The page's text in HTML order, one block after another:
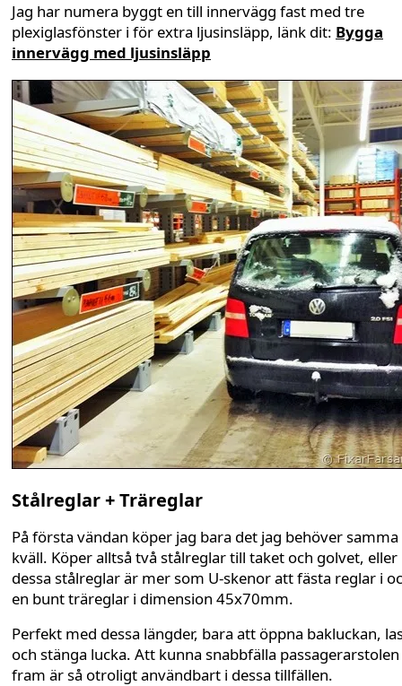
Jag har numera byggt en till innervägg fast med tre
plexiglasfönster i för extra ljusinsläpp, länk dit: Bygga
innervägg med ljusinsläpp
Stålreglar + Träreglar
På första vändan köper jag bara det jag behöver samma
kväll. Köper alltså två stålreglar till taket och golvet, eller
dessa stålreglar är mer som U-skenor att fästa reglar i
en bunt träreglar i dimension 45x70mm.
Perfekt med dessa längder, bara att öppna bakluckan,
och stänga lucka. Att kunna snabbfälla passagerarstolen
fram är så otroligt användbart i dessa tillfällen.